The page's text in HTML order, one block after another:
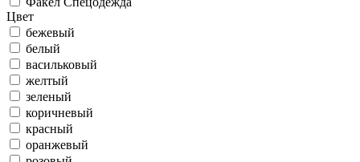
Цвет
бежевый
белый
васильковый
желтый
зеленый
коричневый
красный
оранжевый